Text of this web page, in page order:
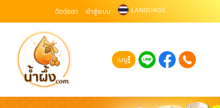
ติดต่อเรา เข้าสู่ระบบ LANGUAGE
เมนู